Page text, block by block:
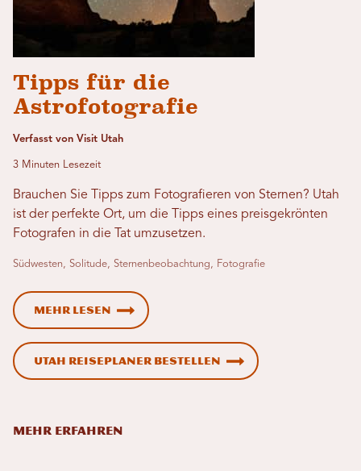
Tipps für die
Astrofotografie
Verfasst von Visit Utah
3 Minuten Lesezeit
Brauchen Sie Tipps zum Fotografieren von Sternen? Utah
ist der perfekte Ort, um die Tipps eines preisgekrönten
Fotografen in die Tat umzusetzen.
Südwesten, Solitude, Sternenbeobachtung, Fotografie
Mehr lesen
Utah Reiseplaner bestellen
MEHR ERFAHREN